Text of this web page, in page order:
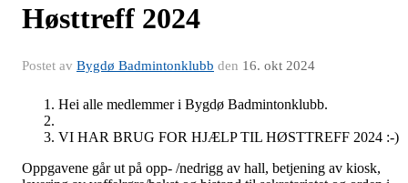
Høsttreff 2024
Postet av Bygdø Badmintonklubb den 16. okt 2024
Hei alle medlemmer i Bygdø Badmintonklubb.
VI HAR BRUG FOR HJÆLP TIL HØSTTREFF 2024 :-)
Oppgavene går ut på opp- /nedrigg av hall, betjening av kiosk,